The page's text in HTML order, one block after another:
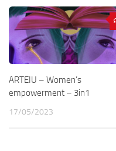
ARTEIU – Women’s
empowerment – 3in1
17/05/2023